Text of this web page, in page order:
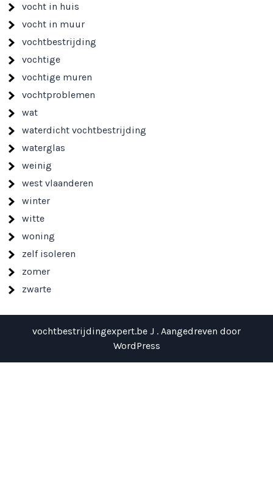
vocht in huis
vocht in muur
vochtbestrijding
vochtige
vochtige muren
vochtproblemen
wat
waterdicht vochtbestrijding
waterglas
weinig
west vlaanderen
winter
witte
woning
zelf isoleren
zomer
zwarte
vochtbestrijdingexpert.be J . Aangedreven door
WordPress